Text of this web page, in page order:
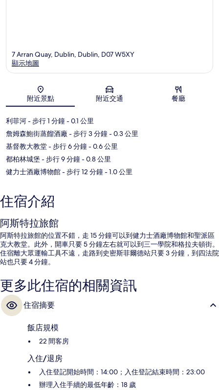
地圖
7 Arran Quay, Dublin, Dublin, D07 W5XY
顯示地圖
附近景點 附近交通 餐廳
利菲河- 步行 1 分鐘- 0.1 公里
詹姆森鮑街蒸餾酒廠 - 步行 3 分鐘- 0.3 公里
基督教大教堂- 步行 6 分鐘- 0.6 公里
都柏林城堡 - 步行 9 分鐘- 0.8 公里
健力士酒廠博物館- 步行 12 分鐘- 1.0 公里
住宿介紹
阿斯特拉旅館
阿斯特拉旅館的位置不錯，走 15 分鐘可以到健力士酒廠博物館和聖派區
克大教堂。此外，開車只要 5 分鐘左右就可以到三一學院和格拉夫頓街。
住宿離大眾運輸工具不遠，走路到史密斯菲爾德站只要 3 分鐘，到四法院
站也只要 4 分鐘。
更多此住宿的相關資訊
住宿摘要
飯店規模
22 間客房
入住/退房
入住登記開始時間：14:00；入住登記結束時間：23:00
辦理入住手續的最低年齡：18 歲